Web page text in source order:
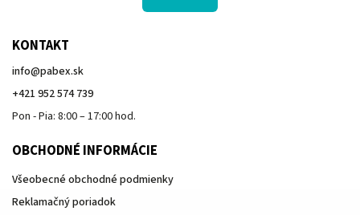
KONTAKT
info@pabex.sk
+421 952 574 739
Pon - Pia: 8:00 – 17:00 hod.
OBCHODNÉ INFORMÁCIE
Všeobecné obchodné podmienky
Reklamačný poriadok